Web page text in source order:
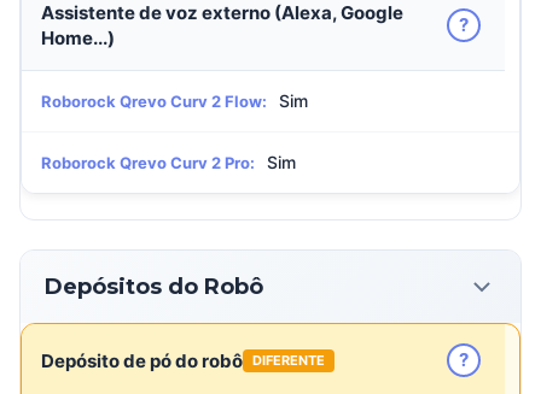
Assistente de voz externo (Alexa, Google
Home...)
?
Roborock Qrevo Curv 2 Flow: Sim
Roborock Qrevo Curv 2 Pro: Sim
Depósitos do Robô
Depósito de pó do robô DIFERENTE ?